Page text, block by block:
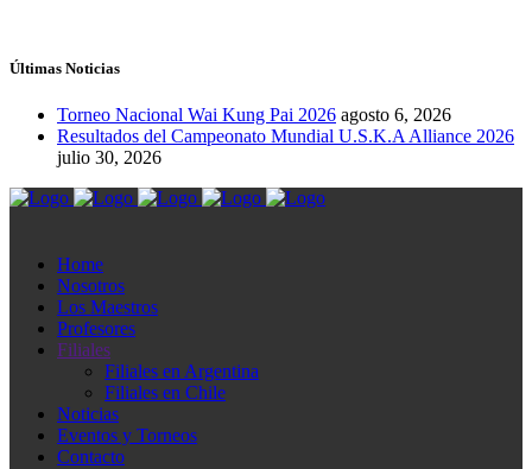
Últimas Noticias
Torneo Nacional Wai Kung Pai 2026 agosto 6, 2026
Resultados del Campeonato Mundial U.S.K.A Alliance 2026
julio 30, 2026
Home
Nosotros
Los Maestros
Profesores
Filiales
Filiales en Argentina
Filiales en Chile
Noticias
Eventos y Torneos
Contacto